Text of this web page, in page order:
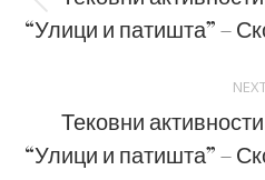
“Улици и патишта” –
Тековни
“Улици и патишта” –